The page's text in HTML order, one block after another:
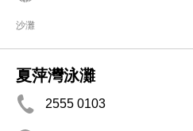
沙灘
夏萍灣泳灘
2555 0103